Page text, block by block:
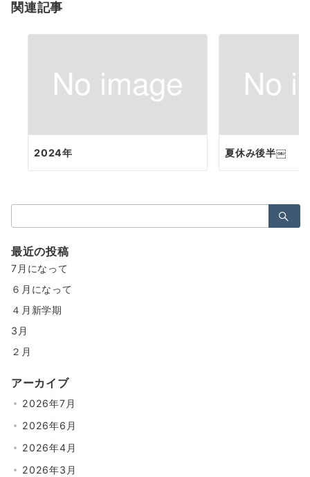
関連記事
2024年 夏休み後半￼
最近の投稿
7月になって
６月になって
４月新学期
3月
２月
アーカイブ
2026年7月
2026年6月
2026年4月
2026年3月